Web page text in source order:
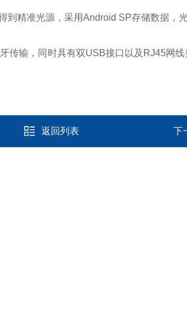
到精准光源，采用Android SP存储数据，
传输，同时具有双USB接口以及RJ45网
返回列表 下